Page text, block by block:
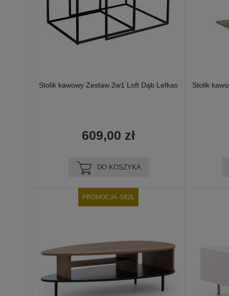
Stolik kawowy Zestaw 2w1 Loft Dąb Lefkas
609,00 zł
DO KOSZYKA
Stolik
PROMOCJA -58ZŁ